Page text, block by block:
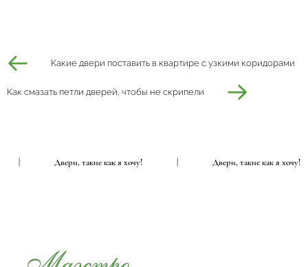
Какие двери поставить в квартире с узкими коридорами
Как смазать петли дверей, чтобы не скрипели
Двери, такие как я хочу! Двери, такие как я